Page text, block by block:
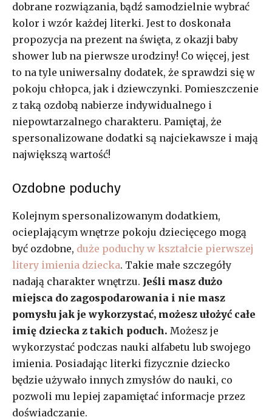
dobrane rozwiązania, bądź samodzielnie wybrać
kolor i wzór każdej literki. Jest to doskonała
propozycja na prezent na święta, z okazji baby
shower lub na pierwsze urodziny! Co więcej, jest
to na tyle uniwersalny dodatek, że sprawdzi się w
pokoju chłopca, jak i dziewczynki. Pomieszczenie
z taką ozdobą nabierze indywidualnego i
niepowtarzalnego charakteru. Pamiętaj, że
spersonalizowane dodatki są najciekawsze i mają
największą wartość!
Ozdobne poduchy
Kolejnym spersonalizowanym dodatkiem,
ocieplającym wnętrze pokoju dziecięcego mogą
być ozdobne, duże poduchy w kształcie pierwszej
litery imienia dziecka. Takie małe szczegóły
nadają charakter wnętrzu. Jeśli masz dużo
miejsca do zagospodarowania i nie masz
pomysłu jak je wykorzystać, możesz ułożyć całe
imię dziecka z takich poduch. Możesz je
wykorzystać podczas nauki alfabetu lub swojego
imienia. Posiadając literki fizycznie dziecko
będzie używało innych zmysłów do nauki, co
pozwoli mu lepiej zapamiętać informacje przez
doświadczanie.